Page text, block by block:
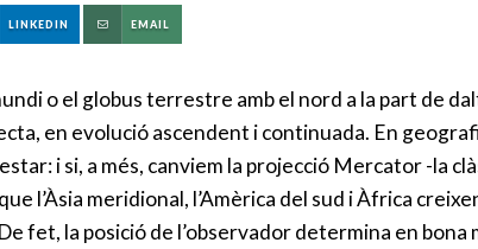
LINKEDIN EMAIL
o el globus terrestre amb el nord a la part de
en evolució ascendent i continuada. En
i si, a més, canviem la projecció Mercator -la
l’Àsia meridional, l’Amèrica del sud i Àfrica
fet, la posició de l’observador determina en bona